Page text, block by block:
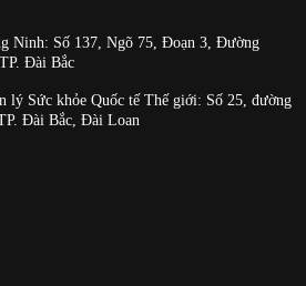
Ninh: Số 137, Ngõ 75, Đoạn 3, Đường
Đài Bắc
lý Sức khỏe Quốc tế Thế giới: Số 25, đường
Đài Bắc, Đài Loan